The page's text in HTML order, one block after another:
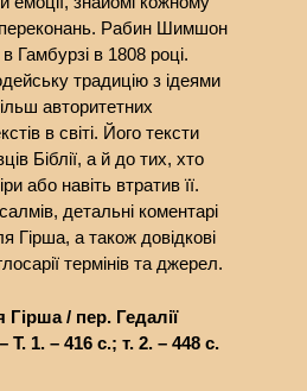
переконань. Рабин Шимшон
Гамбурзі в 1808 році.
традицію з ідеями
авторитетних
в світі. Його тексти
Біблії, а й до тих, хто
або навіть втратив її.
детальні коментарі
а також довідкові
термінів та джерел.
/ пер. Гедалії
1. – 416 с.; т. 2. – 448 с.